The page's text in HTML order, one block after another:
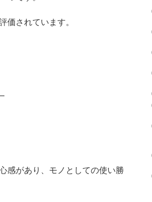
価されています。
感があり、モノとしての使い勝